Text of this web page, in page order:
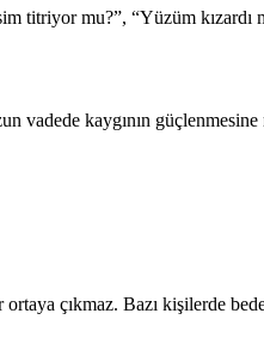
mu?”, “Yüzüm kızardı
vadede kaygının
çıkmaz. Bazı kişilerde